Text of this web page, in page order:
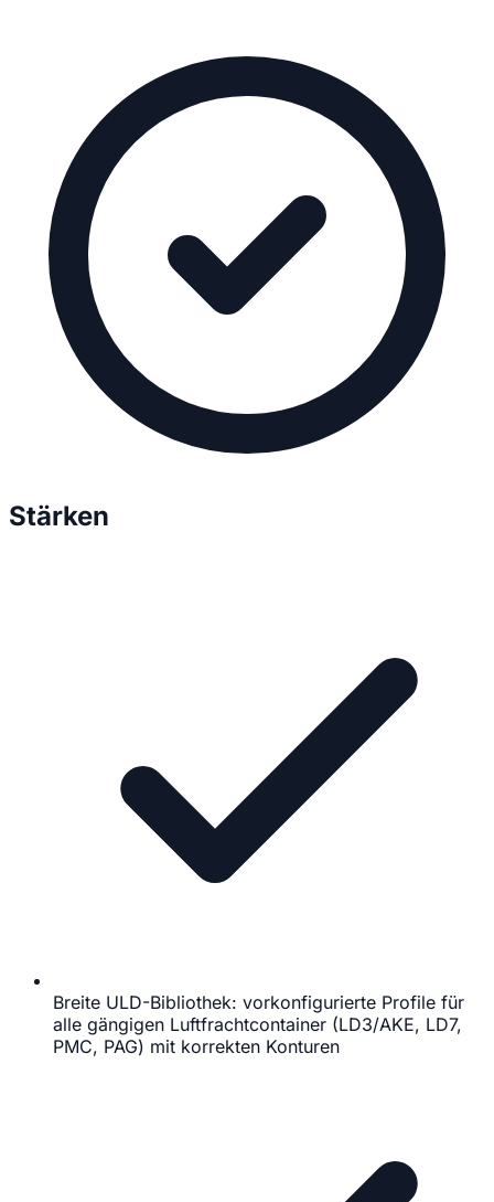
Stärken
Breite ULD-Bibliothek: vorkonfigurierte Profile für
alle gängigen Luftfrachtcontainer (LD3/AKE, LD7,
PMC, PAG) mit korrekten Konturen